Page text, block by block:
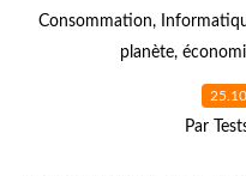
Consommation,
planète,
Par